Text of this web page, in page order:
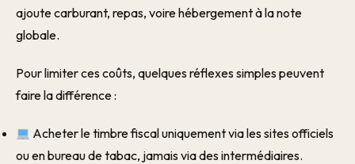
ajoute carburant, repas, voire hébergement à la note
globale.
Pour limiter ces coûts, quelques réflexes simples peuvent
faire la différence :
Acheter le timbre fiscal uniquement via les sites officiels
ou en bureau de tabac, jamais via des intermédiaires.